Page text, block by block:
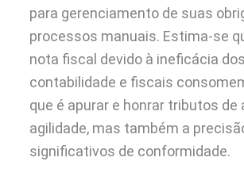
para gerenciamento de suas
processos manuais. Estima-se
nota fiscal devido à ineficácia
contabilidade e fiscais
que é apurar e honrar tributos
agilidade, mas também a
significativos de conformidade.